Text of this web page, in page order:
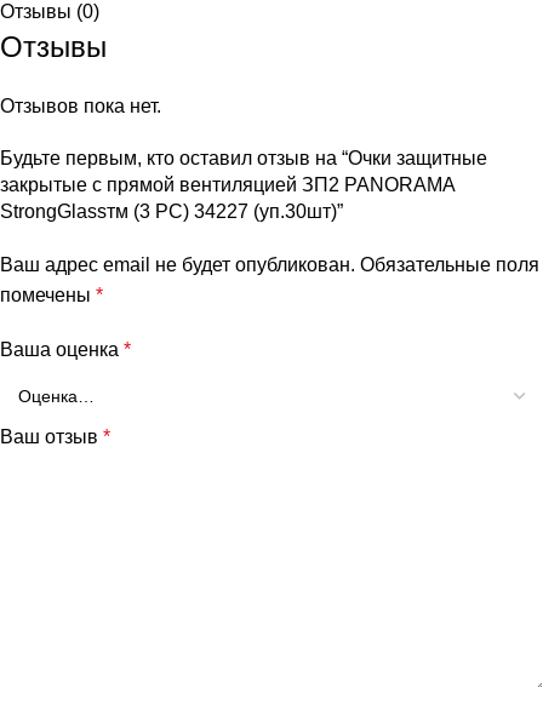
Отзывы (0)
Отзывы
Отзывов пока нет.
Будьте первым, кто оставил отзыв на “Очки защитные
закрытые с прямой вентиляцией ЗП2 PANORAMA
StrongGlassтм (3 PC) 34227 (уп.30шт)”
Ваш адрес email не будет опубликован. Обязательные поля
помечены *
Ваша оценка *
Ваш отзыв *